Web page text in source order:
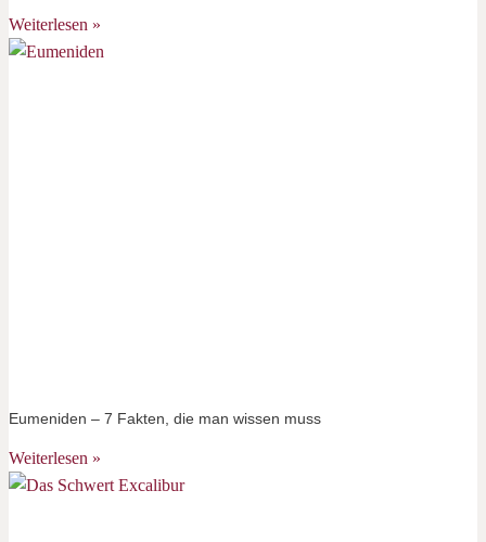
Weiterlesen »
Eumeniden – 7 Fakten, die man wissen muss
Weiterlesen »